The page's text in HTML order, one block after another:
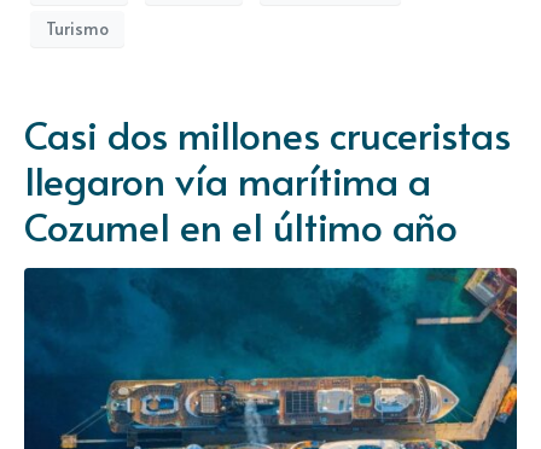
Turismo
Casi dos millones cruceristas
llegaron vía marítima a
Cozumel en el último año